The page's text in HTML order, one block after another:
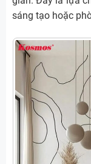
sáng tạo hoặc